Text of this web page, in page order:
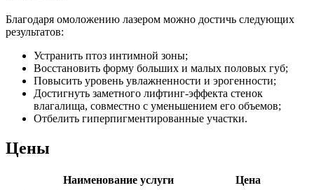
Благодаря омоложению лазером можно достичь следующих
результатов:
Устранить птоз интимной зоны;
Восстановить форму больших и малых половых губ;
Повысить уровень увлажненности и эрогенности;
Достигнуть заметного лифтинг-эффекта стенок
влагалища, совместно с уменьшением его объемов;
Отбелить гиперпигментированные участки.
Цены
Наименование услуги
Цена